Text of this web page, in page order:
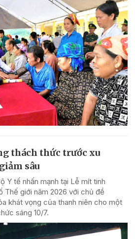
thách thức trước xu
sâu
Y tế nhấn mạnh tại Lễ mít tinh
Thế giới năm 2026 với chủ đề
khát vọng của thanh niên cho một
sáng 10/7.